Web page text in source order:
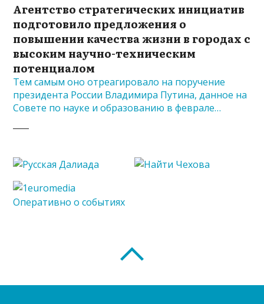
Агентство стратегических инициатив
подготовило предложения о
повышении качества жизни в городах с
высоким научно-техническим
потенциалом
Тем самым оно отреагировало на поручение
президента России Владимира Путина, данное на
Совете по науке и образованию в феврале…